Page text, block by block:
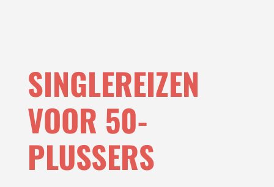
SINGLEREIZEN
VOOR 50-
PLUSSERS